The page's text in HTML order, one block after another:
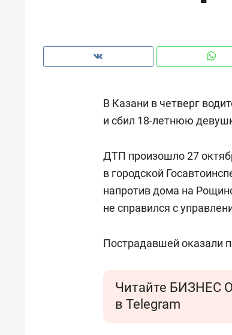
В Казани в четверг
и сбил 18-летнюю
ДТП произошло 27
в городской
напротив дома на
не справился с
Пострадавшей оказали
Читайте БИЗНЕС
в Telegram
Как ГК «МИР ГРУПП» и ВТБ
создают оазис жилого